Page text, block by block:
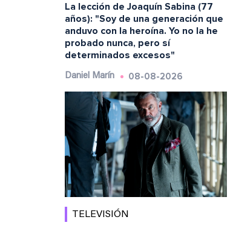
La lección de Joaquín Sabina (77
años): "Soy de una generación que
anduvo con la heroína. Yo no la he
probado nunca, pero sí
determinados excesos"
Daniel Marín 08-08-2026
TELEVISIÓN